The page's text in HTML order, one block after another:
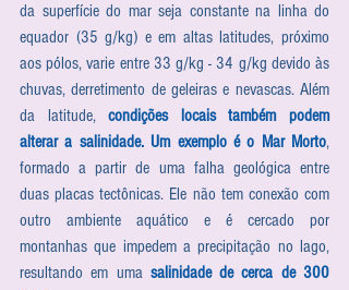
da superfície do mar seja constante na linha do
equador (35 g/kg) e em altas latitudes, próximo
aos pólos, varie entre 33 g/kg - 34 g/kg devido às
chuvas, derretimento de geleiras e nevascas. Além
da latitude, condições locais também podem
alterar a salinidade. Um exemplo é o Mar Morto,
formado a partir de uma falha geológica entre
duas placas tectônicas. Ele não tem conexão com
outro ambiente aquático e é cercado por
montanhas que impedem a precipitação no lago,
resultando em uma salinidade de cerca de 300